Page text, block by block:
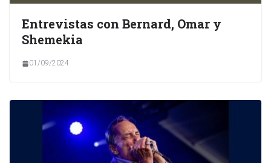
Entrevistas con Bernard, Omar y
Shemekia
01/09/2024